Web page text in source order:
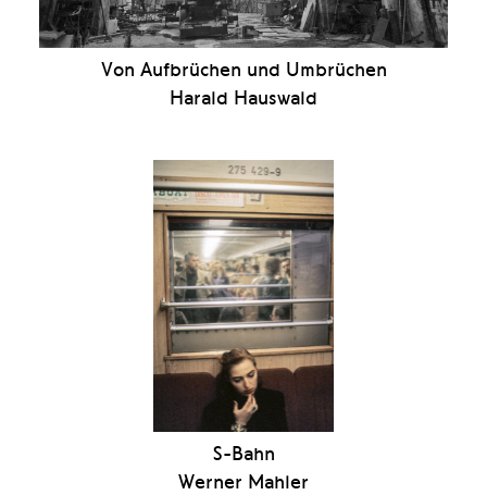
Von Aufbrüchen und Umbrüchen
Harald Hauswald
S-Bahn
Werner Mahler